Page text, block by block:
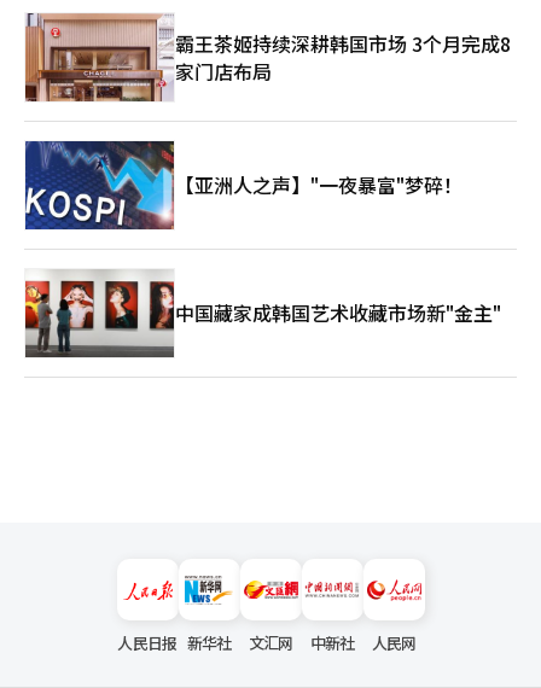
霸王茶姬持续深耕韩国市场 3个月完成8
家门店布局
【亚洲人之声】"一夜暴富"梦碎！
中国藏家成韩国艺术收藏市场新"金主"
人民日报 新华社 文汇网 中新社 人民网